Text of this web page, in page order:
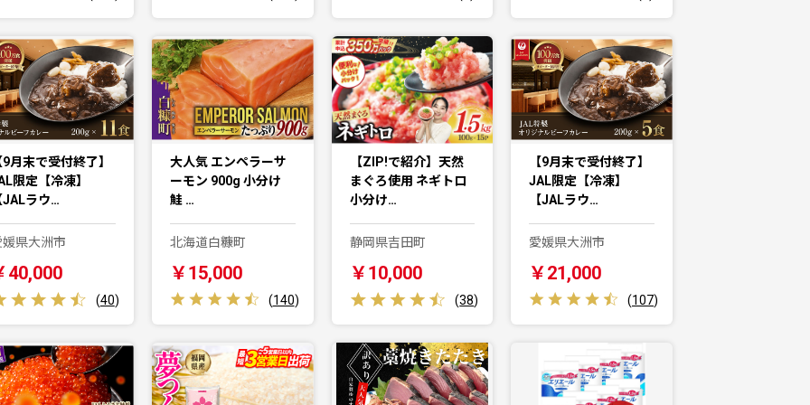
月末で受付終了】
限定【冷凍】
JALラウ…
媛県大洲市
40,000
(40)
大人気 エンペラーサ
ーモン 900g 小分け
鮭 …
北海道白糠町
￥15,000
(140)
【ZIP!で紹介】天然
まぐろ使用 ネギトロ
小分け…
静岡県吉田町
￥10,000
(38)
【9月末で受付終了】
JAL限定【冷凍】
【JALラウ…
愛媛県大洲市
￥21,000
(107)